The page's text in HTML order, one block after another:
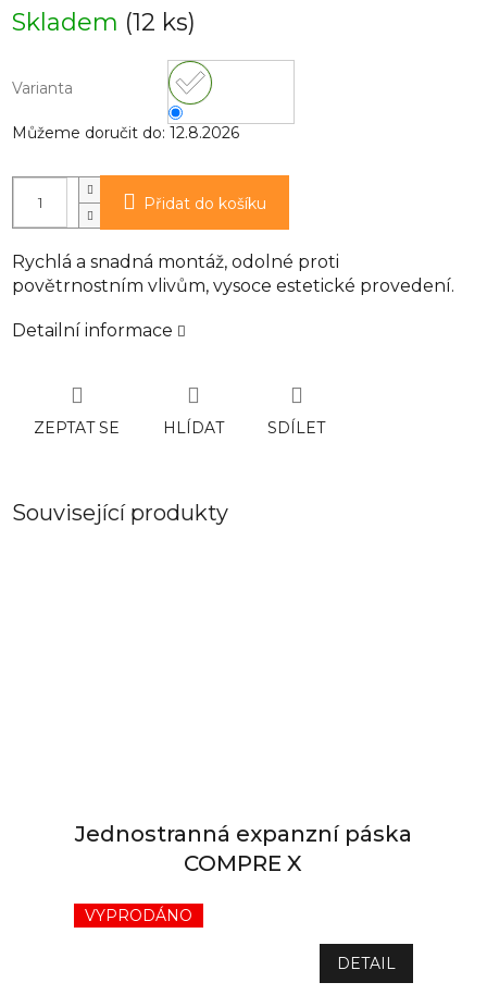
cena:
Skladem (12 ks)
Varianta
Můžeme doručit do: 12.8.2026
Přidat do košíku
Rychlá a snadná montáž, odolné proti
povětrnostním vlivům, vysoce estetické provedení.
Detailní informace
ZEPTAT SE HLÍDAT SDÍLET
Související produkty
Jednostranná expanzní páska
COMPRE X
VYPRODÁNO
DETAIL